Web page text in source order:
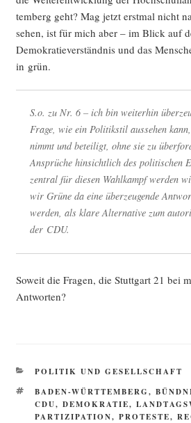
tem­berg geht? Mag jetzt erst­mal nicht
se­hen, ist für mich aber – im Blick auf
Demo­kra­tie­ver­ständ­nis und das
in grün.
S.o. zu Nr. 6 – ich bin wei­ter­hin
Fra­ge, wie ein Poli­tik­stil aus­se­hen
nimmt und betei­ligt, ohne sie zu
Ansprü­che hin­sicht­lich des poli­ti­schen
zen­tral für die­sen Wahl­kampf wer­den
wir Grü­ne da eine über­zeu­gen­de
wer­den, als kla­re Alter­na­ti­ve zum
der CDU.
Soweit die Fra­gen, die Stutt­gart 21 bei
Antworten?
KATEGORIEN
POLITIK UND GESELLSCHAFT
SCHLAGWÖRTER
BADEN-WÜRTTEMBERG,
CDU, DEMOKRATIE,
PARTIZIPATION, PROTESTE,